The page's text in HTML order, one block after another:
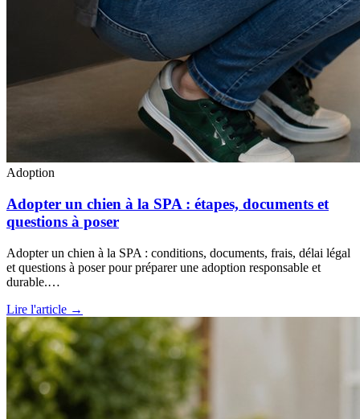
Adoption
Adopter un chien à la SPA : étapes, documents et
questions à poser
Adopter un chien à la SPA : conditions, documents, frais, délai légal
et questions à poser pour préparer une adoption responsable et
durable.…
Lire l'article →